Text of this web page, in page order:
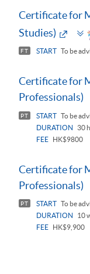
Certificate for
Studies)
FT START To be
Certificate for
Professionals)
PT START To be
DURATION
30
FEE
HK$9800
Certificate for
Professionals)
PT START To be
DURATION
10
FEE
HK$9,900